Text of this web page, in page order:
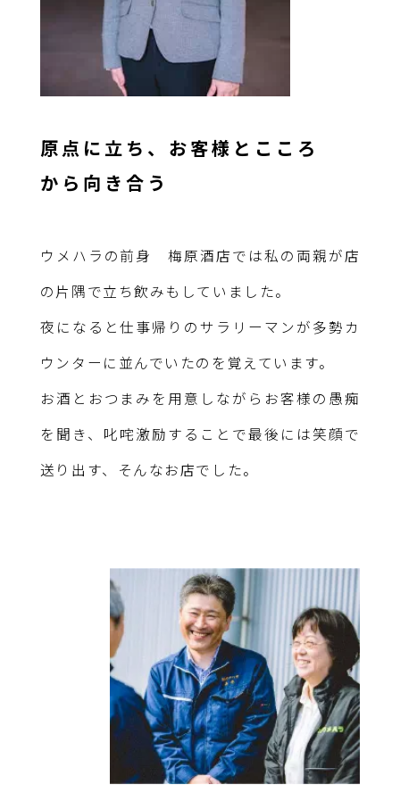
原点に立ち、お客様とこころ
から向き合う
ウメハラの前身 梅原酒店では私の両親が店
の片隅で立ち飲みもしていました。
夜になると仕事帰りのサラリーマンが多勢カ
ウンターに並んでいたのを覚えています。
お酒とおつまみを用意しながらお客様の愚痴
を聞き、叱咤激励することで最後には笑顔で
送り出す、そんなお店でした。